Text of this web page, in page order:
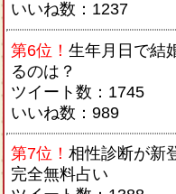
いいね数：1237
第6位！ 生年月日で結
るのは？
ツイート数：1745
いいね数：989
第7位！ 相性診断が新
完全無料占い